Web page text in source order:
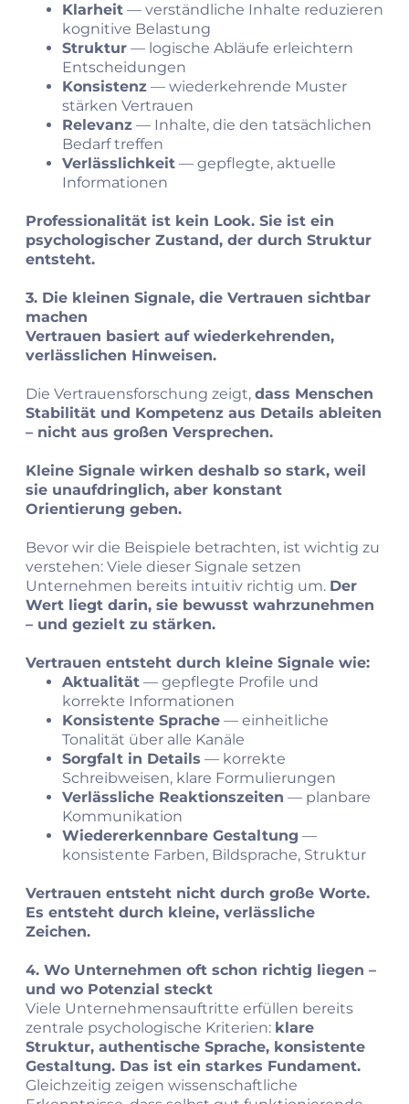
Klarheit — verständliche Inhalte reduzieren
kognitive Belastung
Struktur — logische Abläufe erleichtern
Entscheidungen
Konsistenz — wiederkehrende Muster
stärken Vertrauen
Relevanz — Inhalte, die den tatsächlichen
Bedarf treffen
Verlässlichkeit — gepflegte, aktuelle
Informationen
Professionalität ist kein Look. Sie ist ein
psychologischer Zustand, der durch Struktur
entsteht.
3. Die kleinen Signale, die Vertrauen sichtbar
machen
Vertrauen basiert auf wiederkehrenden,
verlässlichen Hinweisen.
Die Vertrauensforschung zeigt, dass Menschen
Stabilität und Kompetenz aus Details ableiten
– nicht aus großen Versprechen.
Kleine Signale wirken deshalb so stark, weil
sie unaufdringlich, aber konstant
Orientierung geben.
Bevor wir die Beispiele betrachten, ist wichtig zu
verstehen: Viele dieser Signale setzen
Unternehmen bereits intuitiv richtig um. Der
Wert liegt darin, sie bewusst wahrzunehmen
– und gezielt zu stärken.
Vertrauen entsteht durch kleine Signale wie:
Aktualität — gepflegte Profile und
korrekte Informationen
Konsistente Sprache — einheitliche
Tonalität über alle Kanäle
Sorgfalt in Details — korrekte
Schreibweisen, klare Formulierungen
Verlässliche Reaktionszeiten — planbare
Kommunikation
Wiedererkennbare Gestaltung —
konsistente Farben, Bildsprache, Struktur
Vertrauen entsteht nicht durch große Worte.
Es entsteht durch kleine, verlässliche
Zeichen.
4. Wo Unternehmen oft schon richtig liegen –
und wo Potenzial steckt
Viele Unternehmensauftritte erfüllen bereits
zentrale psychologische Kriterien: klare
Struktur, authentische Sprache, konsistente
Gestaltung. Das ist ein starkes Fundament.
Gleichzeitig zeigen wissenschaftliche